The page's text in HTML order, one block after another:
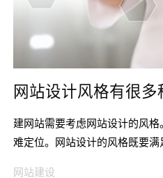
建网站需要考虑网站设计的风
难定位。网站设计的风格既要
网站建设